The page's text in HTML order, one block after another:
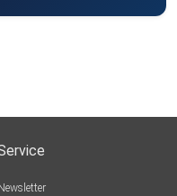
Newsletter